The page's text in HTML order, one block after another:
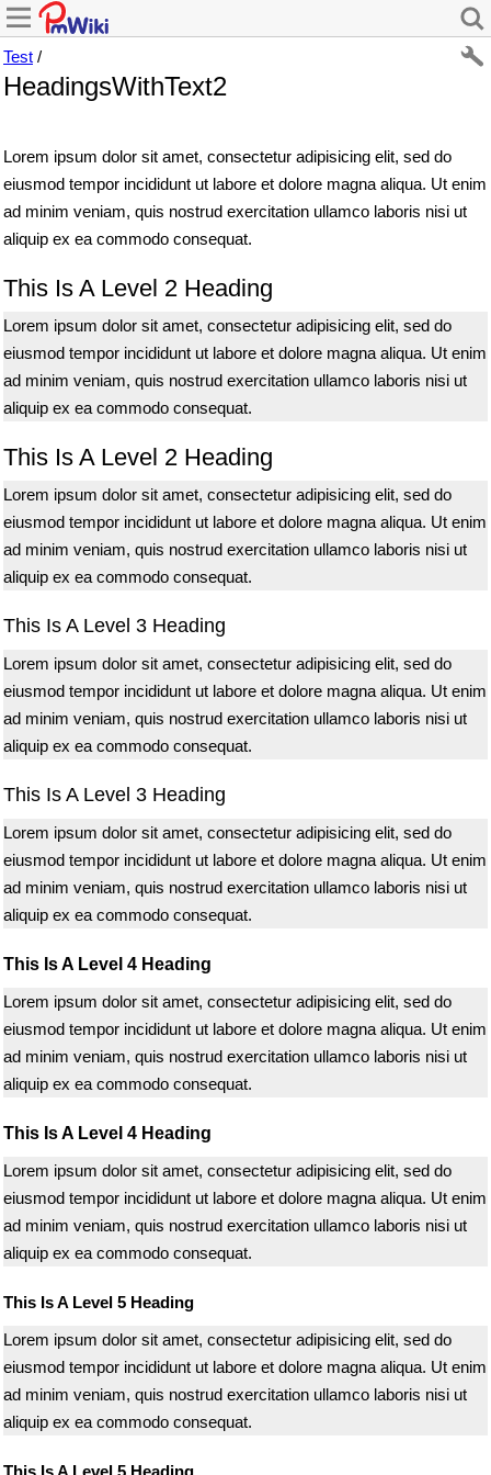
Test /
HeadingsWithText2
Lorem ipsum dolor sit amet, consectetur adipisicing elit, sed do
eiusmod tempor incididunt ut labore et dolore magna aliqua. Ut enim
ad minim veniam, quis nostrud exercitation ullamco laboris nisi ut
aliquip ex ea commodo consequat.
This Is A Level 2 Heading
Lorem ipsum dolor sit amet, consectetur adipisicing elit, sed do
eiusmod tempor incididunt ut labore et dolore magna aliqua. Ut enim
ad minim veniam, quis nostrud exercitation ullamco laboris nisi ut
aliquip ex ea commodo consequat.
This Is A Level 2 Heading
Lorem ipsum dolor sit amet, consectetur adipisicing elit, sed do
eiusmod tempor incididunt ut labore et dolore magna aliqua. Ut enim
ad minim veniam, quis nostrud exercitation ullamco laboris nisi ut
aliquip ex ea commodo consequat.
This Is A Level 3 Heading
Lorem ipsum dolor sit amet, consectetur adipisicing elit, sed do
eiusmod tempor incididunt ut labore et dolore magna aliqua. Ut enim
ad minim veniam, quis nostrud exercitation ullamco laboris nisi ut
aliquip ex ea commodo consequat.
This Is A Level 3 Heading
Lorem ipsum dolor sit amet, consectetur adipisicing elit, sed do
eiusmod tempor incididunt ut labore et dolore magna aliqua. Ut enim
ad minim veniam, quis nostrud exercitation ullamco laboris nisi ut
aliquip ex ea commodo consequat.
This Is A Level 4 Heading
Lorem ipsum dolor sit amet, consectetur adipisicing elit, sed do
eiusmod tempor incididunt ut labore et dolore magna aliqua. Ut enim
ad minim veniam, quis nostrud exercitation ullamco laboris nisi ut
aliquip ex ea commodo consequat.
This Is A Level 4 Heading
Lorem ipsum dolor sit amet, consectetur adipisicing elit, sed do
eiusmod tempor incididunt ut labore et dolore magna aliqua. Ut enim
ad minim veniam, quis nostrud exercitation ullamco laboris nisi ut
aliquip ex ea commodo consequat.
This Is A Level 5 Heading
Lorem ipsum dolor sit amet, consectetur adipisicing elit, sed do
eiusmod tempor incididunt ut labore et dolore magna aliqua. Ut enim
ad minim veniam, quis nostrud exercitation ullamco laboris nisi ut
aliquip ex ea commodo consequat.
This Is A Level 5 Heading